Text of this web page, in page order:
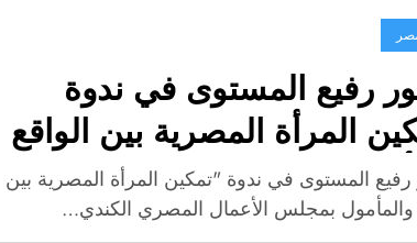
رفيع المستوى في ندوة
المرأة المصرية بين الواقع
بمجلس الأعمال المصري
المستوى في ندوة "تمكين المرأة المصرية بين
والمأمول بمجلس الأعمال المصري الكندي…